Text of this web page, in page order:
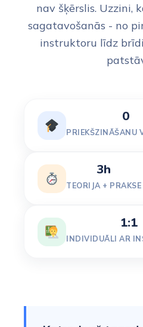
nav šķērslis. Uzzini,
sagatavošanās - no
instruktoru līdz
0
PRIEKŠZINĀŠANU
3h
TEORIJA + PRAKSE
1:1
INDIVIDUĀLI AR